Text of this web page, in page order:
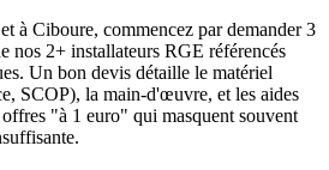
à Ciboure, commencez par demander 3
nos 2+ installateurs RGE référencés
Un bon devis détaille le matériel
SCOP), la main-d'œuvre, et les aides
"à 1 euro" qui masquent souvent